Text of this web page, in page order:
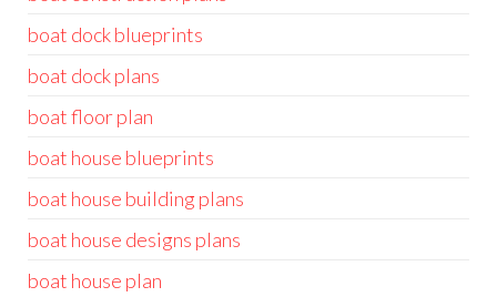
boat dock blueprints
boat dock plans
boat floor plan
boat house blueprints
boat house building plans
boat house designs plans
boat house plan